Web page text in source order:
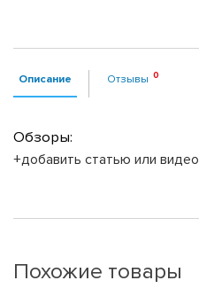
Описание Отзывы
Обзоры:
+добавить статью или видео
Похожие товары